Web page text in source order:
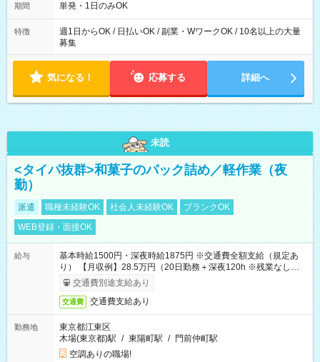
期間 単発・1日のみOK
特徴
週1日からOK / 日払いOK / 副業・WワークOK / 10名以上の大量
募集
気になる！ 応募する 詳細へ
未読
<タイパ抜群>和菓子のパック詰め／軽作業（夜
勤）
派遣 職種未経験OK 社会人未経験OK
ブランクOK
WEB登録・面接OK
給与
基本時給1500円・深夜時給1875円 ※交通費全額支給（規定あ
り） 【月収例】28.5万円（20日勤務＋深夜120h ※残業なしの場
合）交通費別途支給あり
交通費 交通費支給あり
勤務地
東京都江東区
木場(東京都)駅 / 東陽町駅 / 門前仲町駅
空調ありの職場!